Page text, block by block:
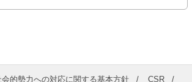
会的勢力への対応に関する基本方針
CSR